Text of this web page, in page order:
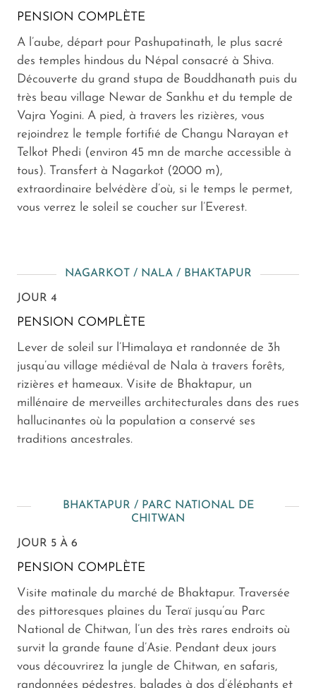
PENSION COMPLÈTE
A l’aube, départ pour Pashupatinath, le plus sacré
des temples hindous du Népal consacré à Shiva.
Découverte du grand stupa de Bouddhanath puis du
très beau village Newar de Sankhu et du temple de
Vajra Yogini. A pied, à travers les rizières, vous
rejoindrez le temple fortifié de Changu Narayan et
Telkot Phedi (environ 45 mn de marche accessible à
tous). Transfert à Nagarkot (2000 m),
extraordinaire belvédère d’où, si le temps le permet,
vous verrez le soleil se coucher sur l’Everest.
NAGARKOT / NALA / BHAKTAPUR
JOUR 4
PENSION COMPLÈTE
Lever de soleil sur l’Himalaya et randonnée de 3h
jusqu’au village médiéval de Nala à travers forêts,
rizières et hameaux. Visite de Bhaktapur, un
millénaire de merveilles architecturales dans des rues
hallucinantes où la population a conservé ses
traditions ancestrales.
BHAKTAPUR / PARC NATIONAL DE
CHITWAN
JOUR 5 À 6
PENSION COMPLÈTE
Visite matinale du marché de Bhaktapur. Traversée
des pittoresques plaines du Teraï jusqu’au Parc
National de Chitwan, l’un des très rares endroits où
survit la grande faune d’Asie. Pendant deux jours
vous découvrirez la jungle de Chitwan, en safaris,
randonnées pédestres, balades à dos d’éléphants et